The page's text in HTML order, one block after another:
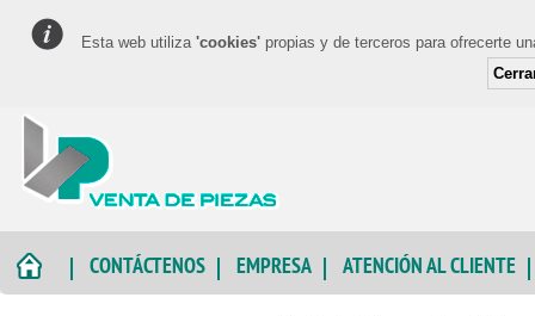
Esta web utiliza 'cookies' propias y de terceros para ofrecerte
CONTÁCTENOS EMPRESA ATENCIÓN AL CLIENTE